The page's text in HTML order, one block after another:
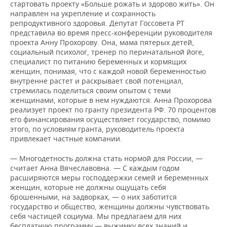
стартовать проекту «Больше рожать и здорово жить». Он
направлен на укрепление и сохранность
репродуктивного здоровья. Депутат Госсовета РТ
представила во время пресс-конференции руководителя
проекта Анну Прохорову. Она, мама пятерых детей,
социальный психолог, тренер по перинатальной йоге,
специалист по питанию беременных и кормящих
женщин, понимая, что с каждой новой беременностью
внутренне растет и раскрывает свой потенциал,
стремилась поделиться своим опытом с теми
женщинами, которые в нем нуждаются. Анна Прохорова
реализует проект по гранту президента РФ. 70 процентов
его финансирования осуществляет государство, помимо
этого, по условиям гранта, руководитель проекта
привлекает частные компании.
— Многодетность должна стать нормой для России, —
считает Анна Вячеславовна. — С каждым годом
расширяются меры господдержки семей и беременных
женщин, которые не должны ощущать себя
брошенными, на задворках, — о них заботится
государство и общество, женщины должны чувствовать
себя частицей социума. Мы предлагаем для них